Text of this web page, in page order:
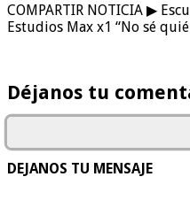
COMPARTIR NOTICIA ▶
Estudios Max x1 “No sé
Déjanos tu
DEJANOS TU MENSAJE